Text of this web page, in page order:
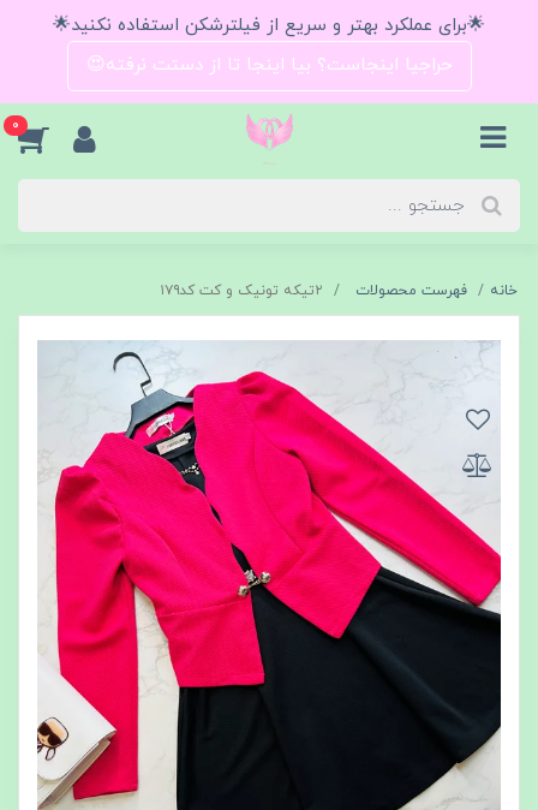
🌟برای عملکرد بهتر و سریع از فیلترشکن استفاده نکنید🌟
حراجیا اینجاست؟ بیا اینجا تا از دستت نرفته😍
0
خانه فهرست محصولات ۲تیکه تونیک و کت کد۱۷۹